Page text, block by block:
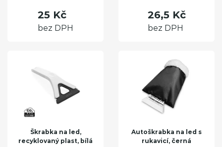
25 Kč
bez DPH
26,5 Kč
bez DPH
Škrabka na led,
recyklovaný plast, bílá
Autoškrabka na led s
rukavicí, černá